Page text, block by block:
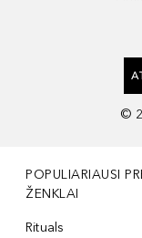
©
POPULIARIAUSI
ŽENKLAI
Rituals